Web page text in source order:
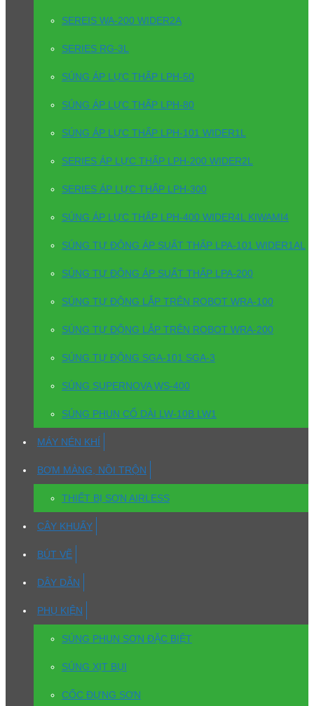
SEREIS WA-200 WIDER2A
SERIES RG-3L
SÚNG ÁP LỰC THẤP LPH-50
SÚNG ÁP LỰC THẤP LPH-80
SÚNG ÁP LỰC THẤP LPH-101 WIDER1L
SERIES ÁP LỰC THẤP LPH-200 WIDER2L
SERIES ÁP LỰC THẤP LPH-300
SÚNG ÁP LỰC THẤP LPH-400 WIDER4L KIWAMI4
SÚNG TỰ ĐỘNG ÁP SUẤT THẤP LPA-101 WIDER1AL
SÚNG TỰ ĐỘNG ÁP SUẤT THẤP LPA-200
SÚNG TỰ ĐỘNG LẮP TRÊN ROBOT WRA-100
SÚNG TỰ ĐỘNG LẮP TRÊN ROBOT WRA-200
SÚNG TỰ ĐỘNG SGA-101 SGA-3
SÚNG SUPERNOVA WS-400
SÚNG PHUN CỔ DÀI LW-10B LW1
MÁY NÉN KHÍ
BƠM MÀNG, NỒI TRỘN
THIẾT BỊ SƠN AIRLESS
CÂY KHUẤY
BÚT VẼ
DÂY DẪN
PHỤ KIỆN
SÚNG PHUN SƠN ĐẶC BIỆT
SÚNG XỊT BỤI
CỐC ĐỰNG SƠN